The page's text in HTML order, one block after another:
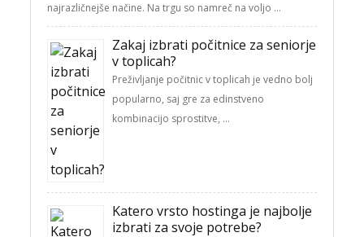
najrazličnejše načine. Na trgu so namreč na voljo …
Zakaj izbrati počitnice za seniorje
v toplicah?
Preživljanje počitnic v toplicah je vedno bolj
popularno, saj gre za edinstveno
kombinacijo sprostitve, …
Katero vrsto hostinga je najbolje
izbrati za svoje potrebe?